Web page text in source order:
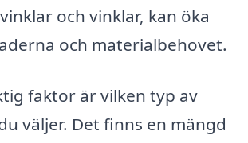
och vinklar, kan öka
och materialbehovet.
faktor är vilken typ av
väljer. Det finns en mängd